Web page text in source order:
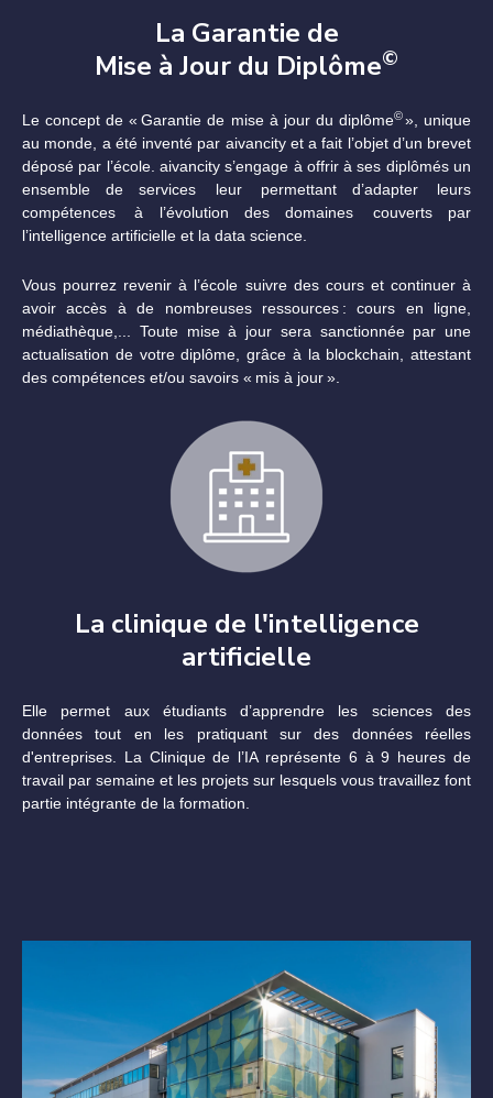
La Garantie de
Mise à Jour du Diplôme©
Le concept de « Garantie de mise à jour du diplôme©», unique
au monde, a été inventé par aivancity et a fait l’objet d’un brevet
déposé par l’école. aivancity s’engage à offrir à ses diplômés un
ensemble de services leur permettant d’adapter leurs
compétences à l’évolution des domaines couverts par
l’intelligence artificielle et la data science.
Vous pourrez revenir à l’école suivre des cours et continuer à
avoir accès à de nombreuses ressources : cours en ligne,
médiathèque,... Toute mise à jour sera sanctionnée par une
actualisation de votre diplôme, grâce à la blockchain, attestant
des compétences et/ou savoirs « mis à jour ».
La clinique de l'intelligence
artificielle
Elle permet aux étudiants d’apprendre les sciences des
données tout en les pratiquant sur des données réelles
d'entreprises. La Clinique de l’IA représente 6 à 9 heures de
travail par semaine et les projets sur lesquels vous travaillez font
partie intégrante de la formation.